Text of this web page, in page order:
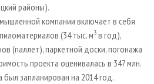
районы).
компании включает в себя
(34 тыс. м3 в год),
(паллет), паркетной доски, погонажа
проекта оценивалась в 347 млн.
был запланирован на 2014 год.